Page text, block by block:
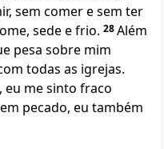
sem comer e sem ter
sede e frio. 28Além
pesa sobre mim
todas as igrejas.
eu me sinto fraco
pecado, eu também